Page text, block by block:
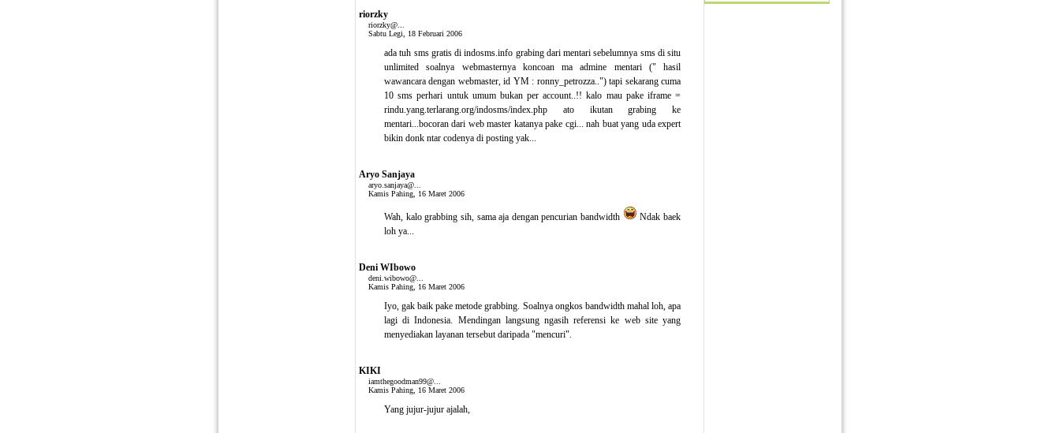
riorzky
riorzky@...
Sabtu Legi, 18 Februari 2006
ada tuh sms gratis di indosms.info grabing dari mentari sebelumnya sms di situ
unlimited soalnya webmasternya koncoan ma admine mentari (" hasil
wawancara dengan webmaster, id YM : ronny_petrozza..") tapi sekarang cuma
10 sms perhari untuk umum bukan per account..!! kalo mau pake iframe =
rindu.yang.terlarang.org/indosms/index.php ato ikutan grabing ke
mentari...bocoran dari web master katanya pake cgi... nah buat yang uda expert
bikin donk ntar codenya di posting yak...
Aryo Sanjaya
aryo.sanjaya@...
Kamis Pahing, 16 Maret 2006
Wah, kalo grabbing sih, sama aja dengan pencurian bandwidth
Ndak baek
loh ya...
Deni WIbowo
deni.wibowo@...
Kamis Pahing, 16 Maret 2006
Iyo, gak baik pake metode grabbing. Soalnya ongkos bandwidth mahal loh, apa
lagi di Indonesia. Mendingan langsung ngasih referensi ke web site yang
menyediakan layanan tersebut daripada "mencuri".
KIKI
iamthegoodman99@...
Kamis Pahing, 16 Maret 2006
Yang jujur-jujur ajalah,